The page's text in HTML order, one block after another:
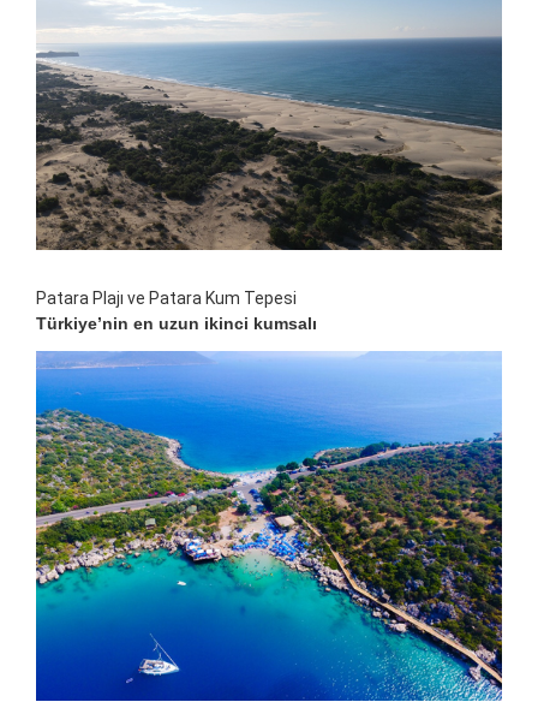
Patara Plajı ve Patara Kum Tepesi
Türkiye’nin en uzun ikinci kumsalı